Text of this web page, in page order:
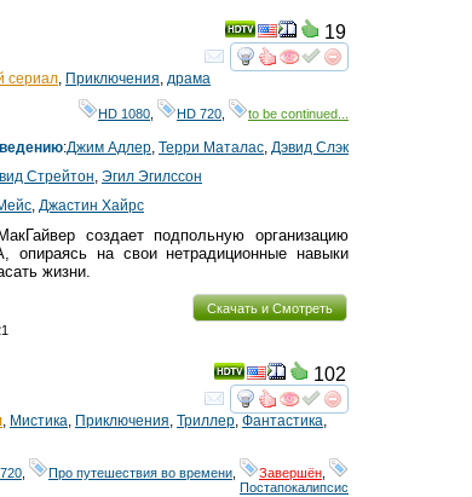
смотретьинтересует
19
сериал, Приключения, драма
HD 1080 HD 720 to be continued...
:Джим Адлер, Терри Маталас, Дэвид Слэк
Стрейтон, Эгил Эгилссон
, Джастин Хайрс
создает подпольную организацию
опираясь на свои нетрадиционные навыки
жизни.
Скачать и Смотреть
смотретьинтересует
102
, Мистика, Приключения, Триллер, Фантастика,
Про путешествия во времени Завершён
Постапокалипсис